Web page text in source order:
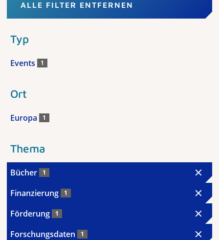
ALLE FILTER ENTFERNEN
Typ
Events 1
Ort
Europa 1
Thema
Bücher 1
Finanzierung 1
Förderung 1
Forschungsdaten 1